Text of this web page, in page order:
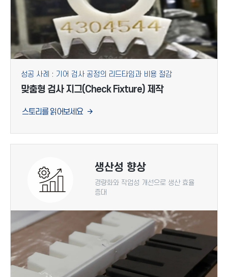
성공 사례 : 기어 검사 공정의 리드타임과 비용 절감
맞춤형 검사 지그(Check Fixture) 제작
스토리를 읽어보세요
생산성 향상
경량화와 작업성 개선으로 생산 효율
증대